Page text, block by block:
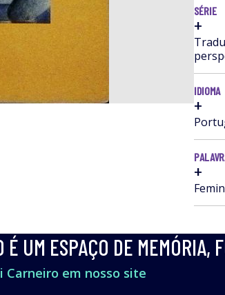
SÉRIE
+
IDIOMA
+
+
UM ESPAÇO DE MEMÓRIA,
Carneiro em nosso site